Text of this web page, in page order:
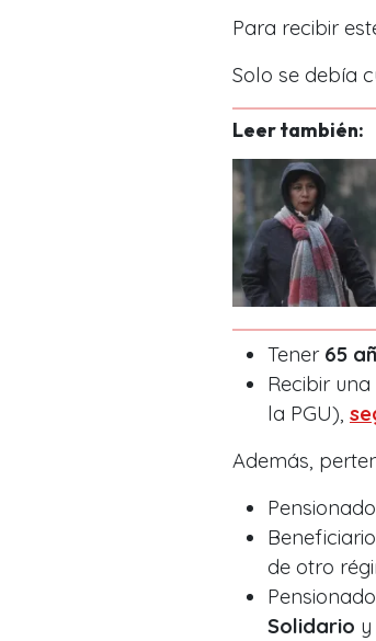
Para recibir
Solo se debía
Leer también:
Tener 65
Recibir una
la PGU),
Además,
de otro
Solidario